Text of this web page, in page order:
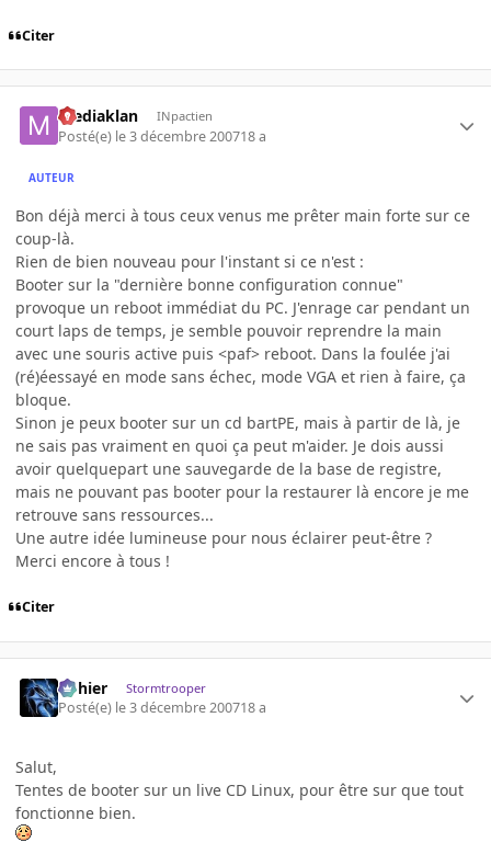
Citer
mediaklan INpactien
Posté(e) le 3 décembre 200718 a
AUTEUR
Bon déjà merci à tous ceux venus me prêter main forte sur ce
coup-là.
Rien de bien nouveau pour l'instant si ce n'est :
Booter sur la "dernière bonne configuration connue"
provoque un reboot immédiat du PC. J'enrage car pendant un
court laps de temps, je semble pouvoir reprendre la main
avec une souris active puis <paf> reboot. Dans la foulée j'ai
(ré)éessayé en mode sans échec, mode VGA et rien à faire, ça
bloque.
Sinon je peux booter sur un cd bartPE, mais à partir de là, je
ne sais pas vraiment en quoi ça peut m'aider. Je dois aussi
avoir quelquepart une sauvegarde de la base de registre,
mais ne pouvant pas booter pour la restaurer là encore je me
retrouve sans ressources...
Une autre idée lumineuse pour nous éclairer peut-être ?
Merci encore à tous !
Citer
dohier Stormtrooper
Posté(e) le 3 décembre 200718 a
Salut,
Tentes de booter sur un live CD Linux, pour être sur que tout
fonctionne bien.